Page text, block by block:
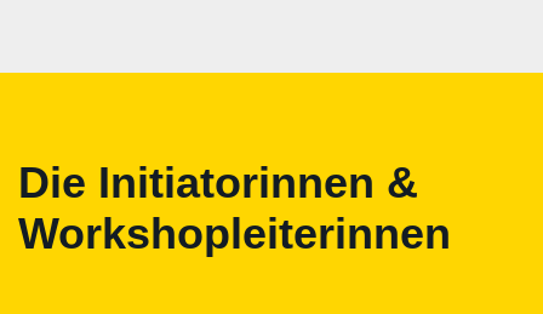
Die Initiatorinnen &
Workshopleiterinnen